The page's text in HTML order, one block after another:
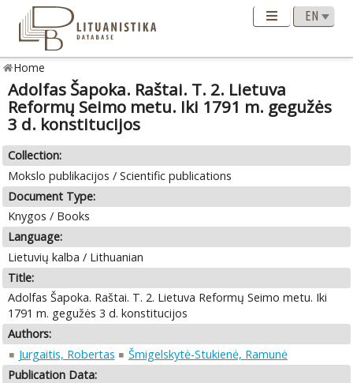
Home
Adolfas Šapoka. Raštai. T. 2. Lietuva
Reformų Seimo metu. Iki 1791 m. gegužės
3 d. konstitucijos
Collection:
Mokslo publikacijos / Scientific publications
Document Type:
Knygos / Books
Language:
Lietuvių kalba / Lithuanian
Title:
Adolfas Šapoka. Raštai. T. 2. Lietuva Reformų Seimo metu. Iki
1791 m. gegužės 3 d. konstitucijos
Authors:
Jurgaitis, Robertas
Šmigelskytė-Stukienė, Ramunė
Publication Data: